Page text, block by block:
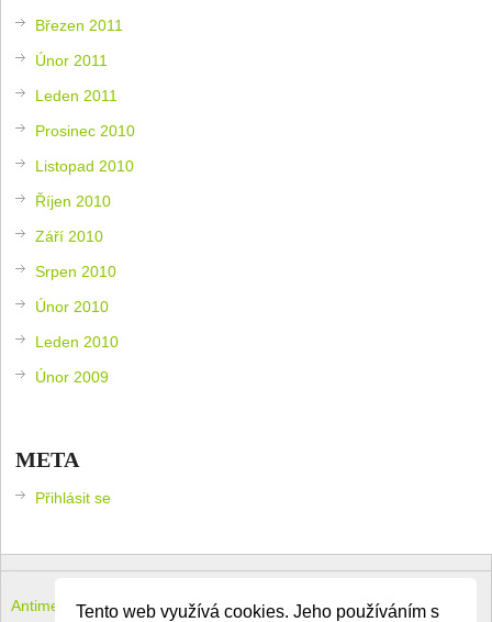
Tento web využívá cookies. Jeho používáním s
Březen 2011
Únor 2011
Leden 2011
Prosinec 2010
Listopad 2010
Říjen 2010
Září 2010
Srpen 2010
Únor 2010
Leden 2010
Únor 2009
META
Přihlásit se
Antimeloun – komouši dneška Copyright © 2026.